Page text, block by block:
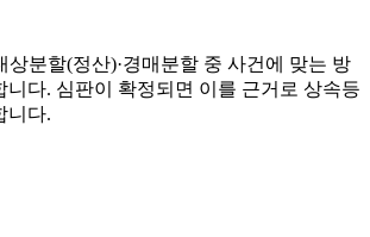
상분할(정산)·경매분할 중 사건에 맞는 방
니다. 심판이 확정되면 이를 근거로 상속등
니다.